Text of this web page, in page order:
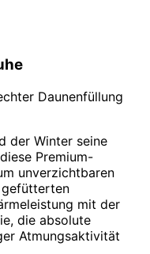
Daunenfüllung
der Winter seine
Premium-
unverzichtbaren
gefütterten
mit der
die absolute
Atmungsaktivität